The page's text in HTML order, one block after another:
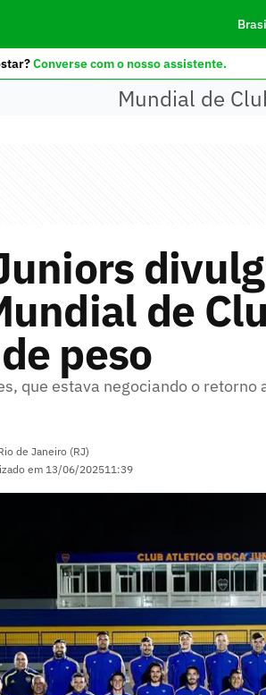
Converse com o nosso assistente.
Mundial de
de
peso
que estava negociando o
de Janeiro (RJ)
em 13/06/202511:39